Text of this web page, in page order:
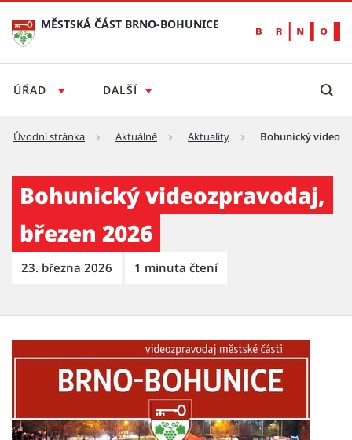
MĚSTSKÁ ČÁST BRNO-BOHUNICE
ÚŘAD DALŠÍ
Úvodní stránka Aktuálně Aktuality Bohunický
Bohunický videozpravodaj,
březen 2026
23. března 2026 1 minuta čtení